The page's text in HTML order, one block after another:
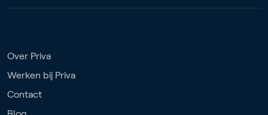
Over Priva
Werken bij Priva
Contact